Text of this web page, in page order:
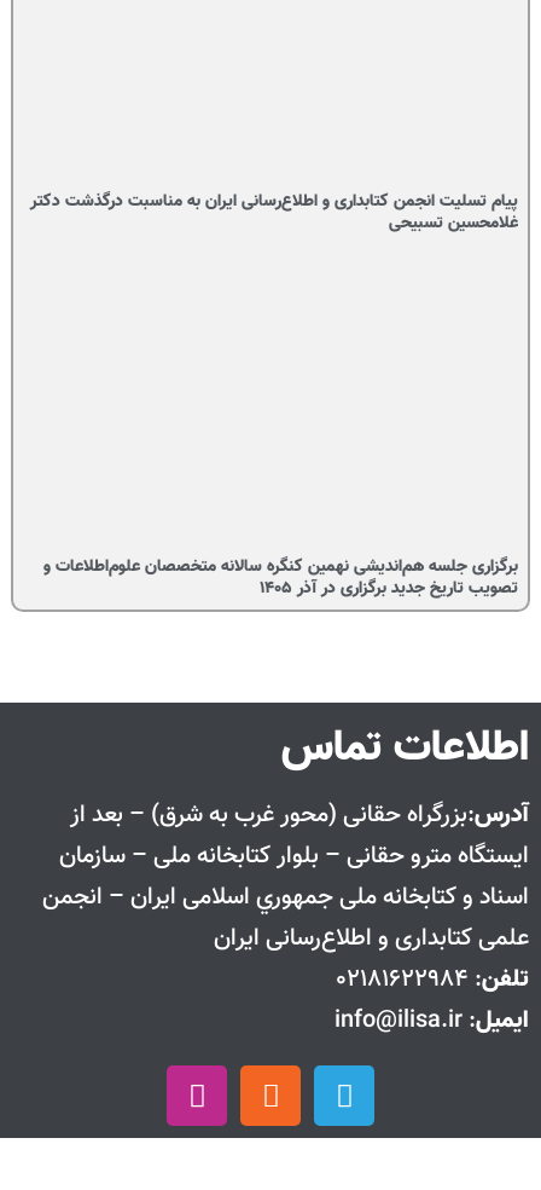
پیام تسلیت انجمن کتابداری و اطلاع‌رسانی ایران به مناسبت درگذشت دکتر
غلامحسین تسبیحی
برگزاری جلسه هم‌اندیشی نهمین کنگره سالانه متخصصان علوم‌اطلاعات و
تصویب تاریخ جدید برگزاری در آذر ۱۴۰۵
اطلاعات تماس
آدرس:بزرگراه حقانی (محور غرب به شرق) – بعد از
ايستگاه مترو حقانی – بلوار كتابخانه ملی – سازمان
اسناد و كتابخانه ملی جمهوري اسلامی ايران – انجمن
علمی کتابداری و اطلاع‌رسانی ایران
تلفن: 02181622984
ایمیل: info@ilisa.ir